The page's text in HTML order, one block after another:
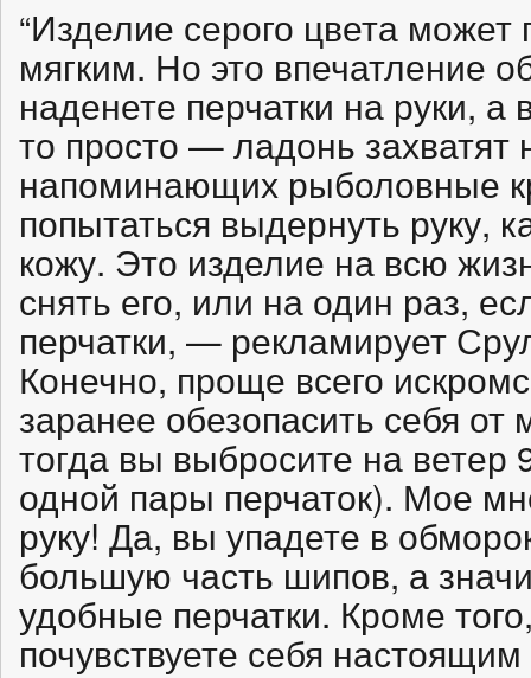
“Изделие серого цвета
мягким. Но это впечатление
наденете перчатки на руки, а
то просто — ладонь захватят
напоминающих рыболовные
попытаться выдернуть руку,
кожу. Это изделие на всю
снять его, или на один раз,
перчатки, — рекламирует
Конечно, проще всего
заранее обезопасить себя
тогда вы выбросите на ветер
одной пары перчаток). Мое
руку! Да, вы упадете в
большую часть шипов, а
удобные перчатки. Кроме
почувствуете себя